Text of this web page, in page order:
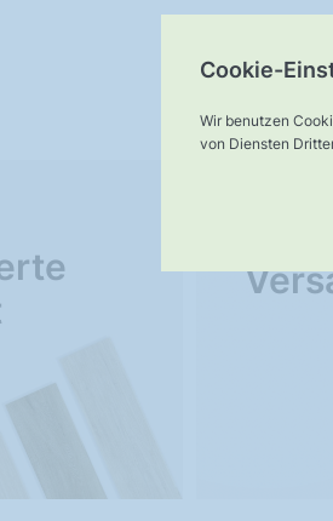
Cookie-
Wir benutzen
von Diensten